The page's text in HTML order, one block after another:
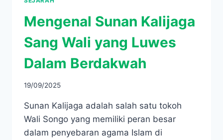
Mengenal Sunan Kalijaga
Sang Wali yang Luwes
Dalam Berdakwah
19/09/2025
Sunan Kalijaga adalah salah satu tokoh
Wali Songo yang memiliki peran besar
dalam penyebaran agama Islam di